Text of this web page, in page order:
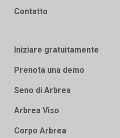
Contatto
Iniziare gratuitamente
Prenota una demo
Seno di Arbrea
Arbrea Viso
Corpo Arbrea